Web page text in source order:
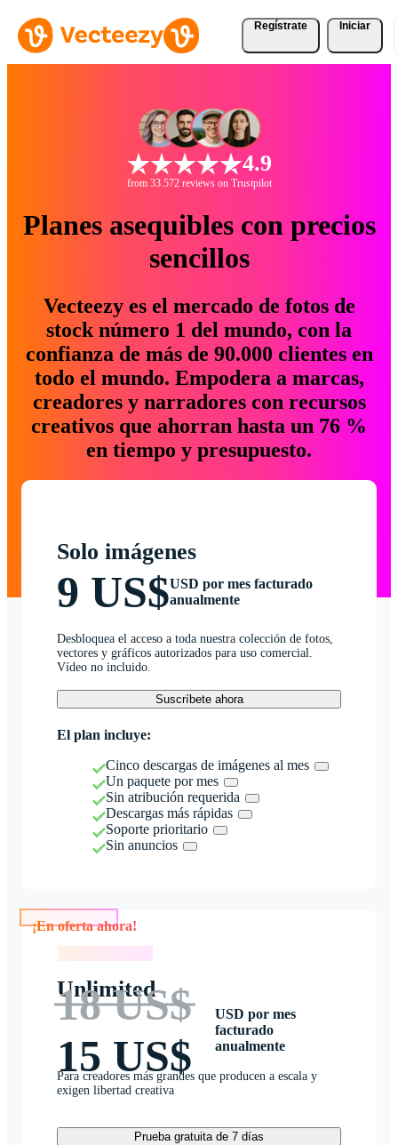
Regístrate Iniciar
4.9
from 33.572 reviews on Trustpilot
Planes asequibles con precios
sencillos
Vecteezy es el mercado de fotos de
stock número 1 del mundo, con la
confianza de más de 90.000 clientes en
todo el mundo. Empodera a marcas,
creadores y narradores con recursos
creativos que ahorran hasta un 76 %
en tiempo y presupuesto.
Solo imágenes
9 US$USD por mes facturado
anualmente
Desbloquea el acceso a toda nuestra colección de fotos,
vectores y gráficos autorizados para uso comercial.
Vídeo no incluido.
Suscríbete ahora
El plan incluye:
Cinco descargas de imágenes al mes
Un paquete por mes
Sin atribución requerida
Descargas más rápidas
Soporte prioritario
Sin anuncios
Unlimited
18 US$
15 US$
USD por mes
facturado
anualmente
Para creadores más grandes que producen a escala y
exigen libertad creativa
Prueba gratuita de 7 días